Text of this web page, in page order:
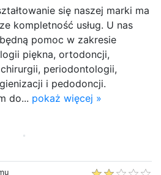
się naszej marki ma
kompletność usług. U nas
pomoc w zakresie
piękna, ortodoncji,
periodontologii,
i pedodoncji.
do... pokaż więcej »